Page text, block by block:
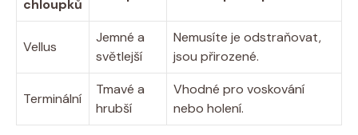
chloupků
Vellus
Jemné a
světlejší
Nemusíte je odstraňovat,
jsou přirozené.
Terminální
Tmavé a
hrubší
Vhodné pro voskování
nebo holení.